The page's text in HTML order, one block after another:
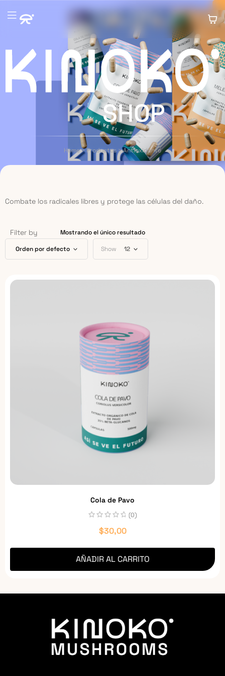
SHOP
Home>Productos >Antioxidante
Combate los radicales libres y protege las células del daño.
Filter by Mostrando el único resultado
Orden por defecto Show 12
Cola de Pavo
(0)
$30,00
AÑADIR AL CARRITO